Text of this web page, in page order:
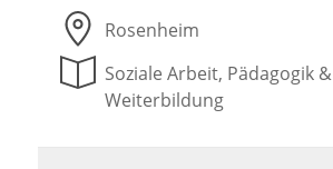
Rosenheim
Soziale Arbeit, Pädagogik &
Weiterbildung